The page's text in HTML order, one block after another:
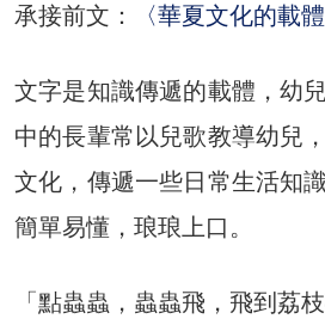
承接前文： 〈華夏文化的載體
文字是知識傳遞的載體，幼
中的長輩常以兒歌教導幼兒
文化，傳遞一些日常生活知
簡單易懂，琅琅上口。
「點蟲蟲，蟲蟲飛，飛到荔